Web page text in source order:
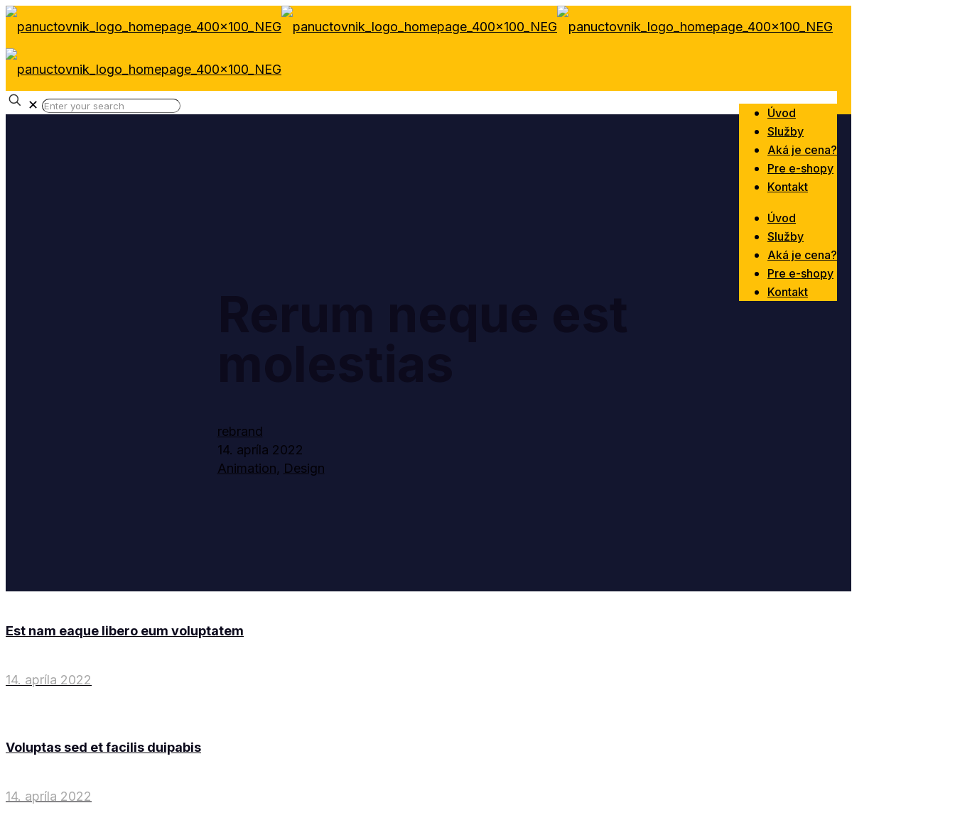
Úvod
Služby
Aká je cena?
Pre e-shopy
Kontakt
Úvod
Služby
Aká je cena?
Pre e-shopy
Kontakt
✕
rebrand
14. apríla 2022
Animation, Design
Est nam eaque libero eum voluptatem
14. apríla 2022
Voluptas sed et facilis duipabis
14. apríla 2022